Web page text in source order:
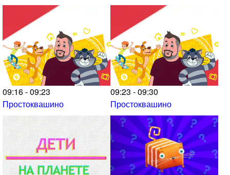
09:16 - 09:23
Простоквашино
09:23 - 09:30
Простоквашино